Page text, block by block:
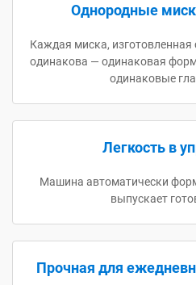
Однородные
Каждая миска,
одинакова — одинаковая
одинаковые
Легкость в
Машина автоматически
выпускает
Прочная для